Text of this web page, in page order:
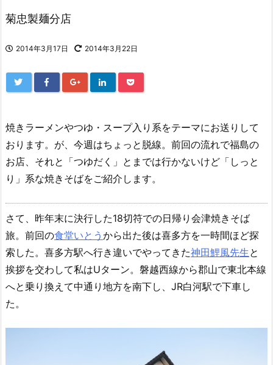
菊忠製麺分店
2014年3月17日 2014年3月22日
焼きラーメンやつゆ・スープ入り系をテーマにお送りして
おります。が、今週はちょっと脱線。前回の流れで福島の
お店、それと「つゆだく」とまでは行かないけど「しっと
り」系な焼きそばをご紹介します。
さて、昨年末に決行した18切符での日帰り会津焼きそば
旅。前回の食堂いとう から出た後は喜多方を一時間ほど探
索した。喜多方駅へ行き違いでやってきた神田鯉風先生と
挨拶を交わして私はUターン。磐越西線から郡山で東北本線
へと乗り換えて中通り地方を南下し、JR白河駅で下車し
た。